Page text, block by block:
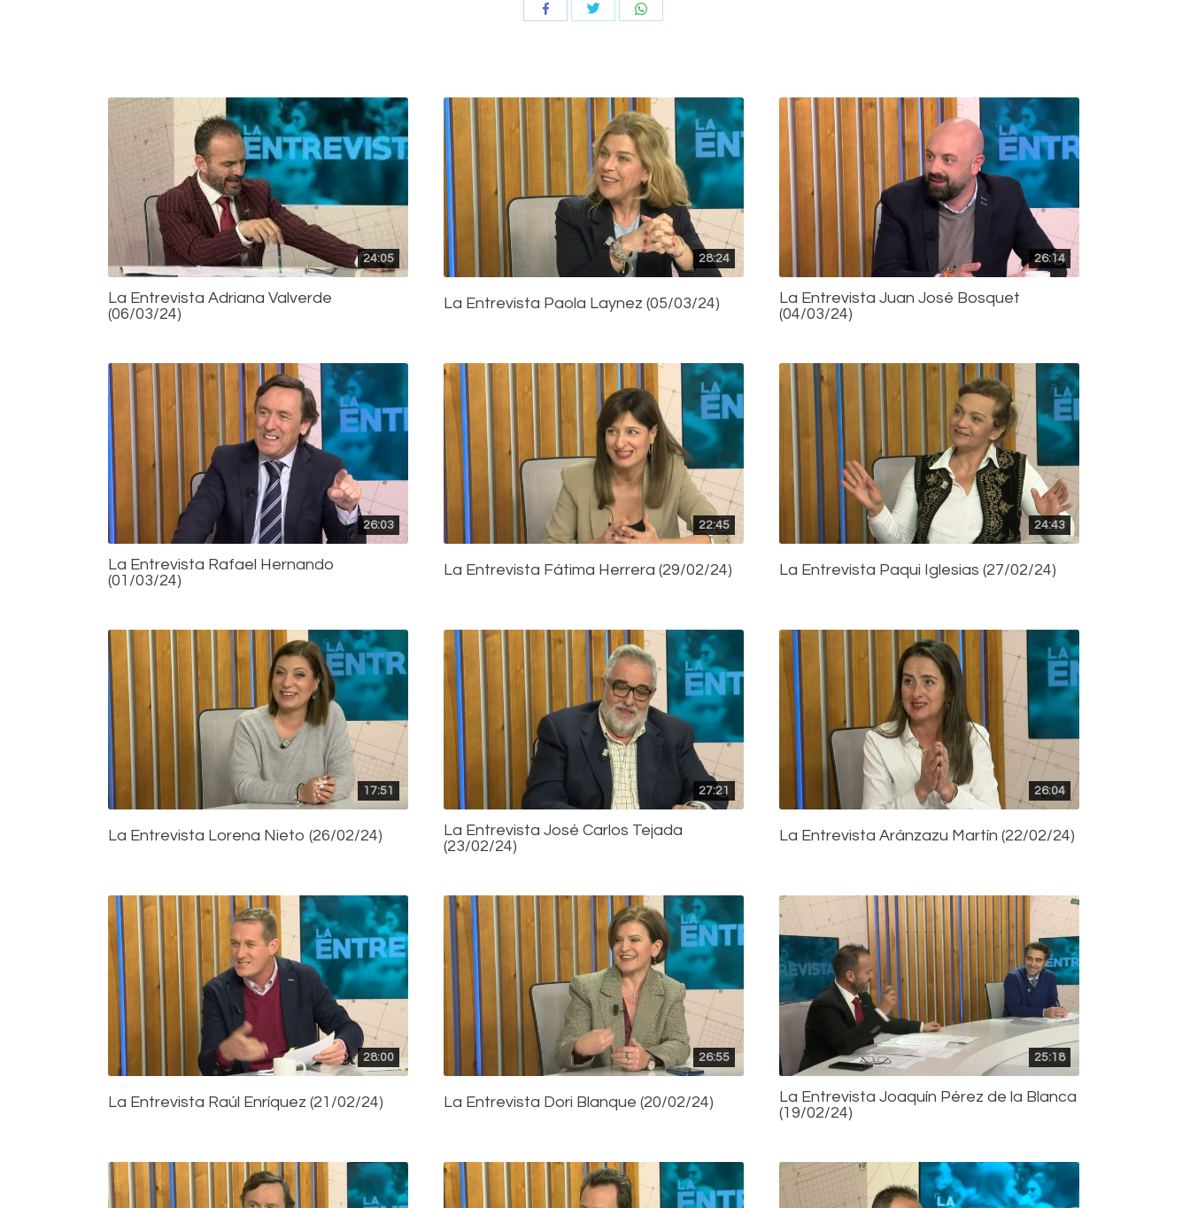
CompartirCompartir
24:05
La Entrevista Adriana Valverde
(06/03/24)
28:24
La Entrevista Paola Laynez (05/03/24)
26:14
La Entrevista Juan José Bosquet
(04/03/24)
26:03
La Entrevista Rafael Hernando
(01/03/24)
22:45
La Entrevista Fátima Herrera (29/02/24)
24:43
La Entrevista Paqui Iglesias (27/02/24)
17:51
La Entrevista Lorena Nieto (26/02/24)
27:21
La Entrevista José Carlos Tejada
(23/02/24)
26:04
La Entrevista Aránzazu Martín (22/02/24)
28:00
La Entrevista Raúl Enríquez (21/02/24)
26:55
La Entrevista Dori Blanque (20/02/24)
25:18
La Entrevista Joaquín Pérez de la Blanca
(19/02/24)